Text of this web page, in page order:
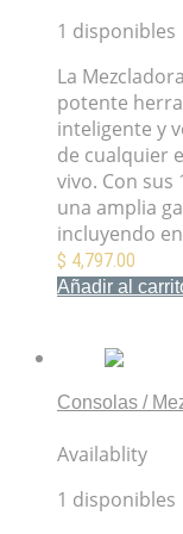
1 disponibles
La
potente
inteligente y
de cualquier
vivo. Con sus
una amplia
incluyendo
$ 4,797.00
Añadir al
Consolas /
Availablity
1 disponibles